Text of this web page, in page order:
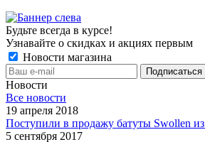
Будьте всегда в курсе!
Узнавайте о скидках и акциях первым
Новости магазина
Новости
Все новости
19 апреля 2018
Поступили в продажу батуты Swollen
5 сентября 2017